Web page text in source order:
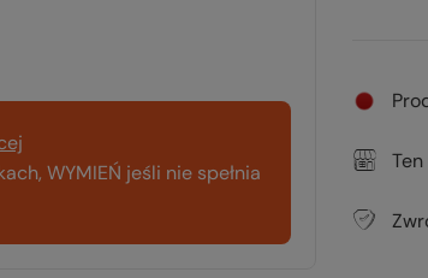
WYMIEŃ jeśli nie spełnia